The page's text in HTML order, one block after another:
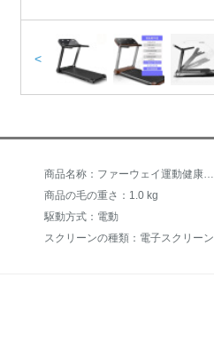
<
商品名称：ファーウェイ運動健康生態モデルランニングマシン家庭用電気ウォーキングミニ簡易折りたたみジム室内静音トレーニングダイエット豪華木目-インテリジェント豪華版
商品の毛の重さ：1.0 kg
駆動方式：電動
スクリーンの種類：電子スクリーン